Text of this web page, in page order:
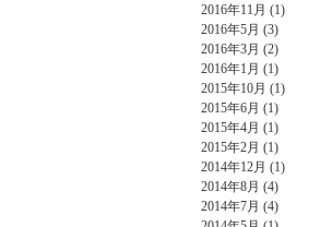
2016年11月 (1)
2016年5月 (3)
2016年3月 (2)
2016年1月 (1)
2015年10月 (1)
2015年6月 (1)
2015年4月 (1)
2015年2月 (1)
2014年12月 (1)
2014年8月 (4)
2014年7月 (4)